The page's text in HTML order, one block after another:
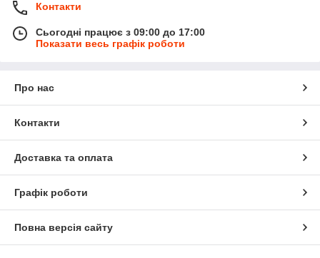
Контакти
Сьогодні працює з 09:00 до 17:00
Показати весь графік роботи
Про нас
Контакти
Доставка та оплата
Графік роботи
Повна версія сайту